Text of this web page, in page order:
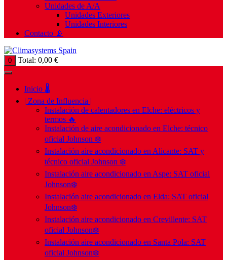
Unidades de A/A
Unidades Exteriores
Unidades Interiores
Contacto 📡
0 Total: 0,00 €
Inicio 🌡️
| Zona de Influencia |
Instalación de calentadores en Elche: eléctricos y
termos 🔥
Instalación de aire acondicionado en Elche: técnico
oficial Johnson ❄️
Instalación aire acondicionado en Alicante: SAT y
técnico oficial Johnson ❄️
Instalación aire acondicionado en Aspe: SAT oficial
Johnson❄️
Instalación aire acondicionado en Elda: SAT oficial
Johnson❄️
Instalación aire acondicionado en Crevillente: SAT
oficial Johnson❄️
Instalación aire acondicionado en Santa Pola: SAT
oficial Johnson❄️